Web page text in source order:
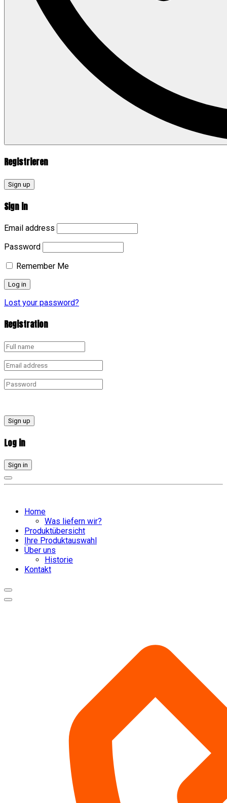
Registrieren
Sign up
Sign in
Email address
Password
Remember Me
Lost your password?
Registration
Sign up
Log in
Sign in
Home
Was liefern wir?
Produktübersicht
Ihre Produktauswahl
Über uns
Historie
Kontakt